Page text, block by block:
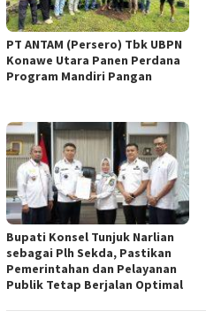
PT ANTAM (Persero) Tbk UBPN
Konawe Utara Panen Perdana
Program Mandiri Pangan
Bupati Konsel Tunjuk Narlian
sebagai Plh Sekda, Pastikan
Pemerintahan dan Pelayanan
Publik Tetap Berjalan Optimal